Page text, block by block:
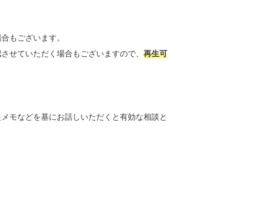
もございます。
せていただく場合もございますので、 再生可
モなどを基にお話しいただくと有効な相談と